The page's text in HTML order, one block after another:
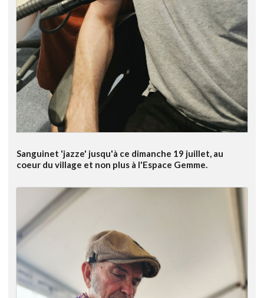
Sanguinet 'jazze' jusqu'à ce dimanche 19 juillet, au
coeur du village et non plus à l'Espace Gemme.